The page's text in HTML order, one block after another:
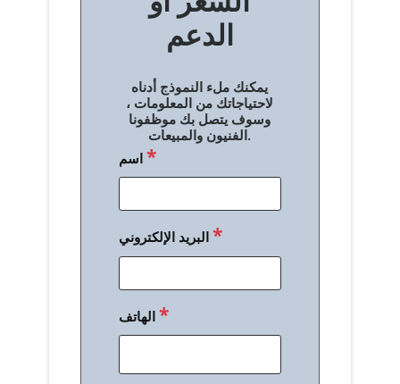
الدعم
يمكنك ملء النموذج أدناه
لاحتياجاتك من المعلومات ،
وسوف يتصل بك موظفونا
الفنيون والمبيعات.
اسم*
البريد الإلكتروني*
الهاتف*